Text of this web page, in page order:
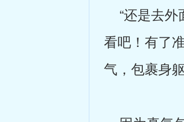
“还是去外
看吧！有了
气，包裹身